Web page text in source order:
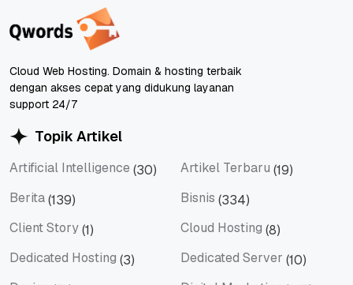
Cloud Web Hosting. Domain & hosting terbaik
dengan akses cepat yang didukung layanan
support 24/7
Topik Artikel
Artificial Intelligence (30) Artikel Terbaru (19)
Berita(139) Bisnis (334)
Client Story(1) Cloud Hosting (8)
Dedicated Hosting (3) Dedicated Server (10)